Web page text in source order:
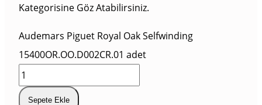
Kategorisine Göz Atabilirsiniz.
Audemars Piguet Royal Oak Selfwinding
15400OR.OO.D002CR.01 adet
Sepete Ekle